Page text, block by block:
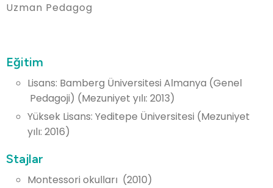
Uzman Pedagog
Eğitim
Lisans: Bamberg Üniversitesi Almanya (Genel
Pedagoji) (Mezuniyet yılı: 2013)
Yüksek Lisans: Yeditepe Üniversitesi (Mezuniyet
yılı: 2016)
Stajlar
Montessori okulları (2010)